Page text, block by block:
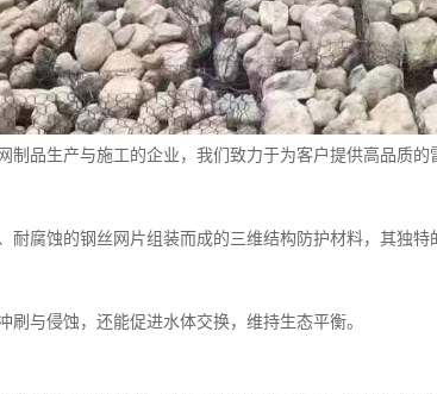
制品生产与施工的企业，我们致力于为客户提供高品质
耐腐蚀的钢丝网片组装而成的三维结构防护材料，其独
刷与侵蚀，还能促进水体交换，维持生态平衡。